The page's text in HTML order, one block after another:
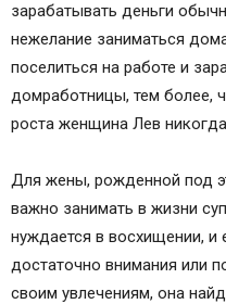
зарабатывать деньги
нежелание заниматься
поселиться на работе и
домработницы, тем более,
роста женщина Лев никогда
Для жены, рожденной под
важно занимать в жизни
нуждается в восхищении, и
достаточно внимания или
своим увлечениям, она